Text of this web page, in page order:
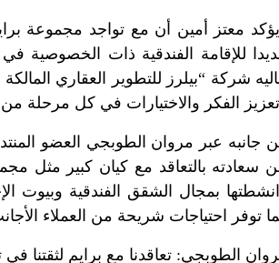
معتز أمين أن مع تواجد مجموعة
للإقامة الفندقية ذات الخصوصية
شركة “بيلرز للتطوير العقاري
الفكر والاختيارات في كل مرحلة
جانبه عبر مروان الطوبجي العضو
سعادته بالتعاقد مع كيان كبير مثل
بمجال الشقق الفندقية وبيوت
توفر احتياجات شريحة من العملاء
الطوبجي: تعاقدنا مع برايم لثقتنا